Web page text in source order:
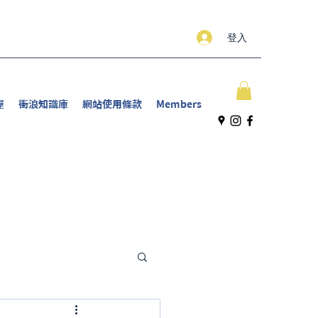
登入
衝浪知識庫 網站使用條款 Members